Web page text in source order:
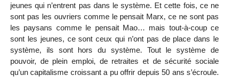
jeunes qui n’entrent pas dans le système. Et cette fois, ce ne
sont pas les ouvriers comme le pensait Marx, ce ne sont pas
les paysans comme le pensait Mao… mais tout-à-coup ce
sont les jeunes, ce sont ceux qui n’ont pas de place dans le
système, ils sont hors du système. Tout le système de
pouvoir, de plein emploi, de retraites et de sécurité sociale
qu’un capitalisme croissant a pu offrir depuis 50 ans s’écroule.